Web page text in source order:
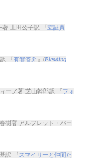
著 上田公子訳 『立証責
『有罪答弁』(Pleading
ーノ著 芝山幹郎訳 『フォ
樹著 アルフレッド・バー
訳 『スマイリーと仲間た